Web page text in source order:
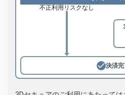
不正利用リスクなし
決済完